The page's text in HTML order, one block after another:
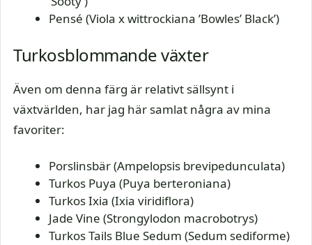
Pensé (Viola x wittrockiana ’Bowles’ Black’)
Turkosblommande växter
Även om denna färg är relativt sällsynt i
växtvärlden, har jag här samlat några av mina
favoriter:
Porslinsbär (Ampelopsis brevipedunculata)
Turkos Puya (Puya berteroniana)
Turkos Ixia (Ixia viridiflora)
Jade Vine (Strongylodon macrobotrys)
Turkos Tails Blue Sedum (Sedum sediforme)